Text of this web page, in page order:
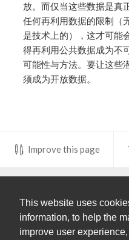
This website uses
information, to help the
improve user
放。而仅当这些数据是真
任何再利用数据的限制（
是技术上的），这才可能
得再利用公共数据成为不
可能性与方法。要让这些
须成为开放数据。
Improve this page
SUPPORTED BY